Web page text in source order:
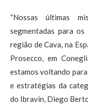
“Nossas últimas
segmentadas para
região de Cava, na
Prosecco, em
estamos voltando
e estratégias da
do Ibravin, Diego